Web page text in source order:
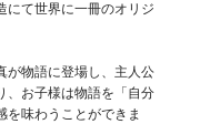
にて世界に一冊のオリジ
が物語に登場し、主人公
、お子様は物語を「自分
を味わうことができま